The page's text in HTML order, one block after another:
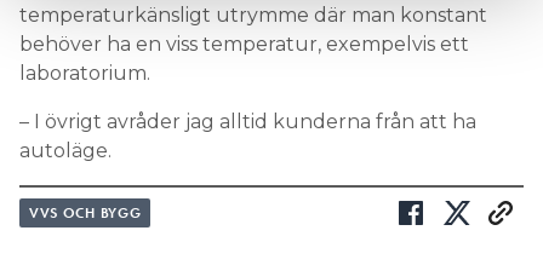
temperaturkänsligt utrymme där man konstant
behöver ha en viss temperatur, exempelvis ett
laboratorium.
– I övrigt avråder jag alltid kunderna från att ha
autoläge.
VVS OCH BYGG